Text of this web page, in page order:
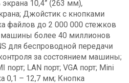
10,4” (263 мм),
Джойстик с кнопками
файлов до 2 000 000 стежков
машины более 40 миллионов
для беспроводной передачи
за состоянием машины;
порт; LAN порт; VGA порт; Mini
0,1 – 12,7 мм; Кнопка